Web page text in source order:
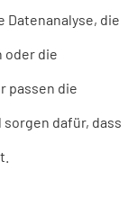
Datenanalyse, die
oder die
passen die
sorgen dafür, dass